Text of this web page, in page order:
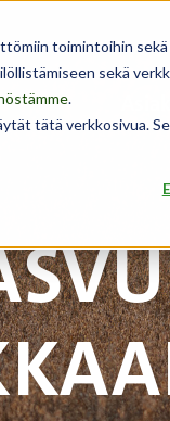
toimintoihin
sekä
.
tätä verkkosivua.